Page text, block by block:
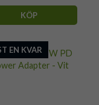
KÖP
EN KVAR